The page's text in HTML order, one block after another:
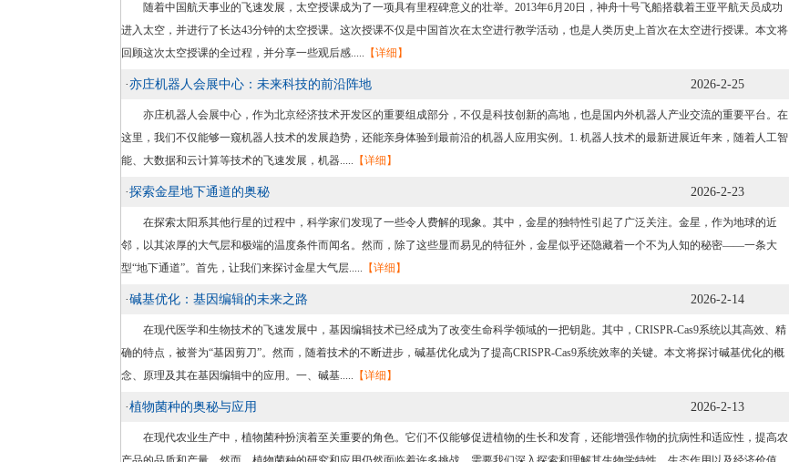
随着中国航天事业的飞速发展，太空授课成为了一项具有里程碑意义的壮举。2013年6月20日，神舟十号飞船搭载着王亚平航天员成功
进入太空，并进行了长达43分钟的太空授课。这次授课不仅是中国首次在太空进行教学活动，也是人类历史上首次在太空进行授课。本文将
回顾这次太空授课的全过程，并分享一些观后感..... 【详细】
·亦庄机器人会展中心：未来科技的前沿阵地 2026-2-25
亦庄机器人会展中心，作为北京经济技术开发区的重要组成部分，不仅是科技创新的高地，也是国内外机器人产业交流的重要平台。在
这里，我们不仅能够一窥机器人技术的发展趋势，还能亲身体验到最前沿的机器人应用实例。1. 机器人技术的最新进展近年来，随着人工智
能、大数据和云计算等技术的飞速发展，机器..... 【详细】
·探索金星地下通道的奥秘 2026-2-23
在探索太阳系其他行星的过程中，科学家们发现了一些令人费解的现象。其中，金星的独特性引起了广泛关注。金星，作为地球的近
邻，以其浓厚的大气层和极端的温度条件而闻名。然而，除了这些显而易见的特征外，金星似乎还隐藏着一个不为人知的秘密——一条大
型“地下通道”。首先，让我们来探讨金星大气层..... 【详细】
·碱基优化：基因编辑的未来之路 2026-2-14
在现代医学和生物技术的飞速发展中，基因编辑技术已经成为了改变生命科学领域的一把钥匙。其中，CRISPR-Cas9系统以其高效、精
确的特点，被誉为“基因剪刀”。然而，随着技术的不断进步，碱基优化成为了提高CRISPR-Cas9系统效率的关键。本文将探讨碱基优化的概
念、原理及其在基因编辑中的应用。一、碱基..... 【详细】
·植物菌种的奥秘与应用 2026-2-13
在现代农业生产中，植物菌种扮演着至关重要的角色。它们不仅能够促进植物的生长和发育，还能增强作物的抗病性和适应性，提高农